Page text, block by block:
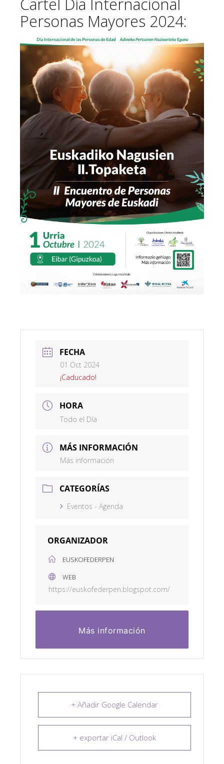
Personas Mayores 2024:
FECHA
01 Oct 2024
¡Caducado!
HORA
Todo el Día
MÁS INFORMACIÓN
Más información
CATEGORÍAS
Eventos - Agenda
ORGANIZADOR
EUSKOFEDERPEN
WEB
https://euskofederpen.blogspot.com/
Más información
+ Añadir Google Calendar
+ exportar iCal / Outlook